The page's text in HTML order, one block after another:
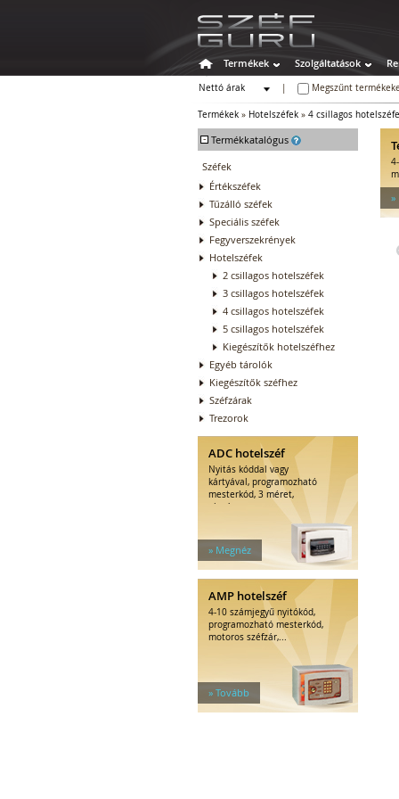
Termékek Szolgáltatások
Nettó árak
Megszűnt
Termékek » Hotelszéfek » 4 csillagos
- Termékkatalógus
Széfek
Értékszéfek
Tűzálló széfek
Speciális széfek
Fegyverszekrények
Hotelszéfek
2 csillagos hotelszéfek
3 csillagos hotelszéfek
4 csillagos hotelszéfek
5 csillagos hotelszéfek
Kiegészítők hotelszéfhez
Egyéb tárolók
Kiegészítők széfhez
Széfzárak
Trezorok
ADC hotelszéf
Nyitás kóddal vagy
kártyával, programozható
mesterkód, 3 méret,
elegáns...
» Megnéz
AMP hotelszéf
4-10 számjegyű nyitókód,
programozható mesterkód,
motoros széfzár,...
» Tovább
»